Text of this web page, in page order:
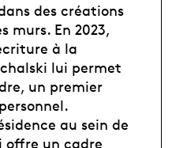
des créations
murs. En 2023,
à la
lui permet
un premier
au sein de
offre un cadre